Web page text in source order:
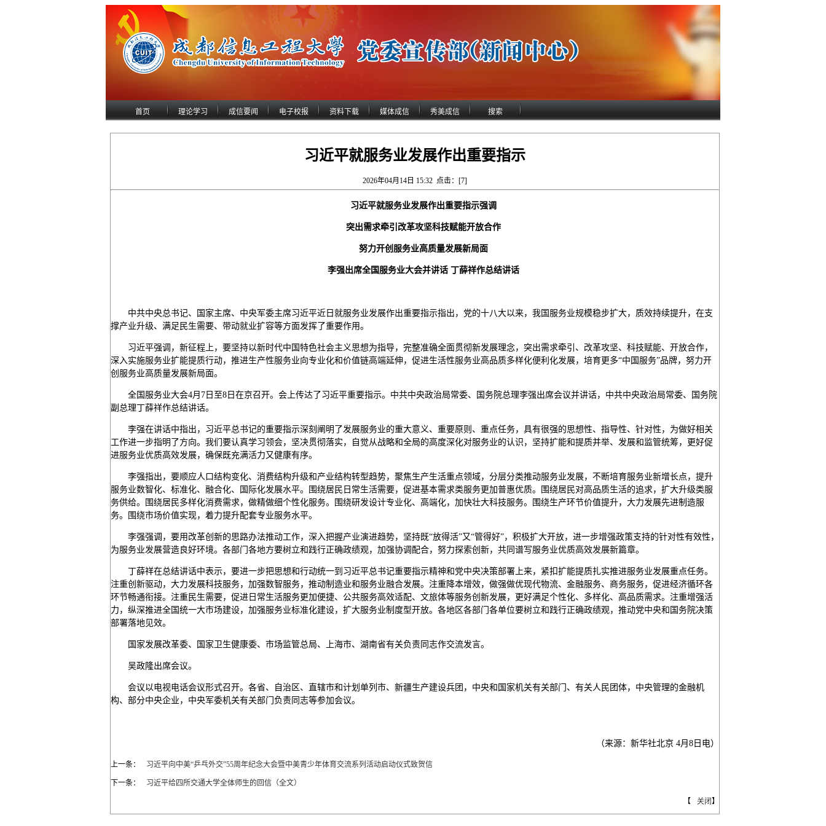
首页 理论学习 成信要闻 电子校报 资料下载 媒体成信 秀美成信 搜索
习近平就服务业发展作出重要指示
2026年04月14日 15:32 点击：[7]
习近平就服务业发展作出重要指示强调
突出需求牵引改革攻坚科技赋能开放合作
努力开创服务业高质量发展新局面
李强出席全国服务业大会并讲话 丁薛祥作总结讲话
中共中央总书记、国家主席、中央军委主席习近平近日就服务业发展作出重要指示指出，党的十八大以来，我国服务业规模稳步扩大，质效持续提升，在支
撑产业升级、满足民生需要、带动就业扩容等方面发挥了重要作用。
习近平强调，新征程上，要坚持以新时代中国特色社会主义思想为指导，完整准确全面贯彻新发展理念，突出需求牵引、改革攻坚、科技赋能、开放合作，
深入实施服务业扩能提质行动，推进生产性服务业向专业化和价值链高端延伸，促进生活性服务业高品质多样化便利化发展，培育更多“中国服务”品牌，努力开
创服务业高质量发展新局面。
全国服务业大会4月7日至8日在京召开。会上传达了习近平重要指示。中共中央政治局常委、国务院总理李强出席会议并讲话，中共中央政治局常委、国务院
副总理丁薛祥作总结讲话。
李强在讲话中指出，习近平总书记的重要指示深刻阐明了发展服务业的重大意义、重要原则、重点任务，具有很强的思想性、指导性、针对性，为做好相关
工作进一步指明了方向。我们要认真学习领会，坚决贯彻落实，自觉从战略和全局的高度深化对服务业的认识，坚持扩能和提质并举、发展和监管统筹，更好促
进服务业优质高效发展，确保既充满活力又健康有序。
李强指出，要顺应人口结构变化、消费结构升级和产业结构转型趋势，聚焦生产生活重点领域，分层分类推动服务业发展，不断培育服务业新增长点，提升
服务业数智化、标准化、融合化、国际化发展水平。围绕居民日常生活需要，促进基本需求类服务更加普惠优质。围绕居民对高品质生活的追求，扩大升级类服
务供给。围绕居民多样化消费需求，做精做细个性化服务。围绕研发设计专业化、高端化，加快壮大科技服务。围绕生产环节价值提升，大力发展先进制造服
务。围绕市场价值实现，着力提升配套专业服务水平。
李强强调，要用改革创新的思路办法推动工作，深入把握产业演进趋势，坚持既“放得活”又“管得好”，积极扩大开放，进一步增强政策支持的针对性有效性，
为服务业发展营造良好环境。各部门各地方要树立和践行正确政绩观，加强协调配合，努力探索创新，共同谱写服务业优质高效发展新篇章。
丁薛祥在总结讲话中表示，要进一步把思想和行动统一到习近平总书记重要指示精神和党中央决策部署上来，紧扣扩能提质扎实推进服务业发展重点任务。
注重创新驱动，大力发展科技服务，加强数智服务，推动制造业和服务业融合发展。注重降本增效，做强做优现代物流、金融服务、商务服务，促进经济循环各
环节畅通衔接。注重民生需要，促进日常生活服务更加便捷、公共服务高效适配、文旅体等服务创新发展，更好满足个性化、多样化、高品质需求。注重增强活
力，纵深推进全国统一大市场建设，加强服务业标准化建设，扩大服务业制度型开放。各地区各部门各单位要树立和践行正确政绩观，推动党中央和国务院决策
部署落地见效。
国家发展改革委、国家卫生健康委、市场监管总局、上海市、湖南省有关负责同志作交流发言。
吴政隆出席会议。
会议以电视电话会议形式召开。各省、自治区、直辖市和计划单列市、新疆生产建设兵团，中央和国家机关有关部门、有关人民团体，中央管理的金融机
构、部分中央企业，中央军委机关有关部门负责同志等参加会议。
（来源：新华社北京 4月8日电）
上一条： 习近平向中美“乒乓外交”55周年纪念大会暨中美青少年体育交流系列活动启动仪式致贺信
下一条： 习近平给四所交通大学全体师生的回信（全文）
【 关闭】